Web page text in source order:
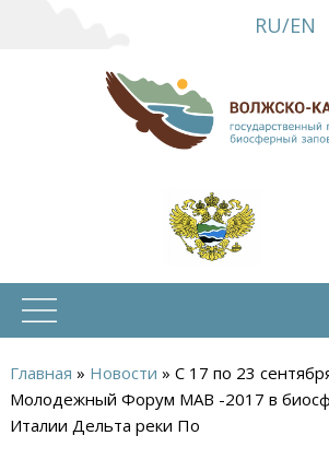
основному
содержанию
RU/EN
Вы
здесь
Главная » Новости » С 17 по 23
Молодежный Форум MAB -2017 в
Италии Дельта реки По